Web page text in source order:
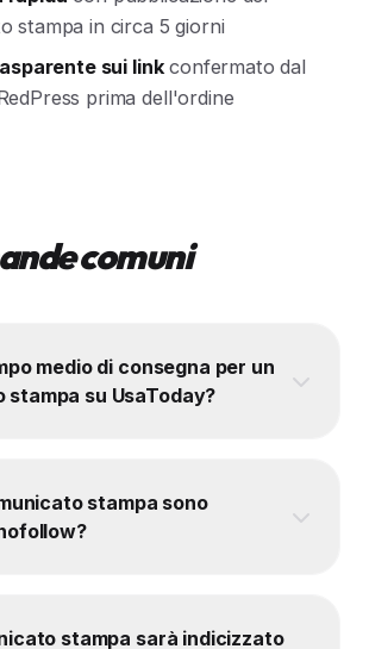
stampa in circa 5 giorni
sui linkconfermato dal
prima dell'ordine
comuni
medio di consegna per un
stampa su UsaToday?
stampa sono
stampa sarà indicizzato